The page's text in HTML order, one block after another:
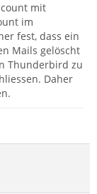
mit
im
fest, dass ein
Mails gelöscht
Thunderbird zu
Daher